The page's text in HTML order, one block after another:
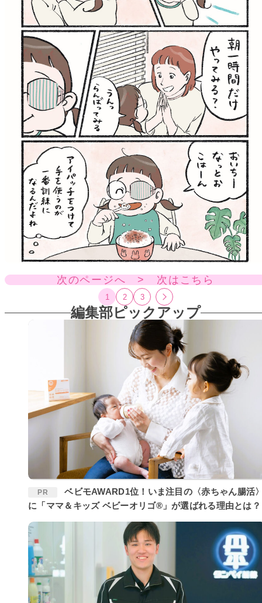
次のページへ > 次はこちら
1 2 3
編集部ピックアップ
PR
ベビモAWARD1位！いま注目の〈赤ちゃん腸活〉
に「ママ＆キッズ ベビーオリゴ®」が選ばれる理由とは？